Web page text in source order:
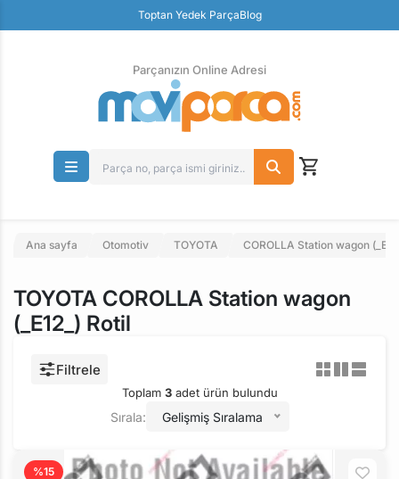
Toptan Yedek ParçaBlog
Ücretsiz İade
Parçanızın Online Adresi
Ana sayfa Otomotiv TOYOTA COROLLA Station wagon
TOYOTA COROLLA Station wagon
(_E12_) Rotil
Filtrele
Toplam 3adet ürün bulundu
Sırala: Gelişmiş Sıralama
%15